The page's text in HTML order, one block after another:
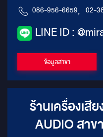
086-956-6659, 02-
LINE ID :
ข้อมูลสาขา
ร้านเครื่องเสี
AUDIO สาขาราชพฤกษ์ ( Vivi